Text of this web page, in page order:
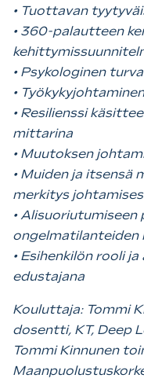
• Tuottavan
• 360-palautteen
• Psykologinen
• Työkykyjohtaminen
• Resilienssi
mittarina
• Muutoksen
• Muiden ja itsensä
merkitys
•
ongelmatilanteiden
• Esihenkilön rooli
edustajana
Kouluttaja: Tommi
dosentti, KT, Deep
Tommi Kinnunen